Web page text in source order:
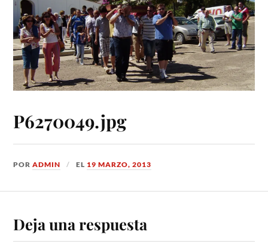
P6270049.jpg
PORADMIN EL 19 MARZO, 2013
Deja una respuesta